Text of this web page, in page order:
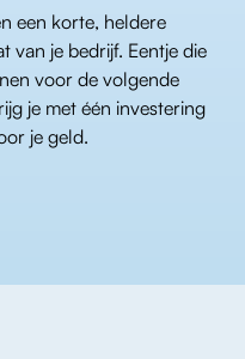
een korte, heldere
van je bedrijf. Eentje die
voor de volgende
je met één investering
je geld.